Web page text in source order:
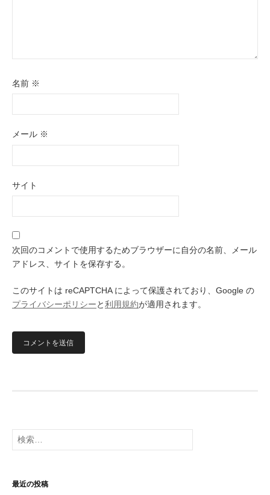
名前 ※
メール ※
サイト
次回のコメントで使用するためブラウザーに自分の名前、メール
アドレス、サイトを保存する。
このサイトは reCAPTCHA によって保護されており、Google の
プライバシーポリシーと利用規約が適用されます。
検
索:
最近の投稿